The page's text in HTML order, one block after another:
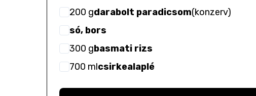
200 gdarabolt paradicsom(konzerv)
só, bors
300 gbasmati rizs
700 mlcsirkealaplé